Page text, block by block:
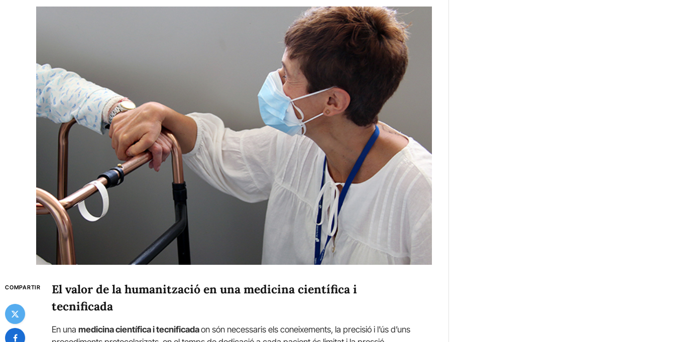
COMPARTIR
El valor de la humanització en una medicina científica i
tecnificada
En una medicina científica i tecnificadaon són necessaris els coneixements, la precisió i l’ús d’uns